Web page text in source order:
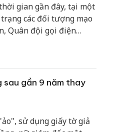
gian gần đây, tại một
các đối tượng mạo
Quân đội gọi điện
gần 9 năm thay
sử dụng giấy tờ giả